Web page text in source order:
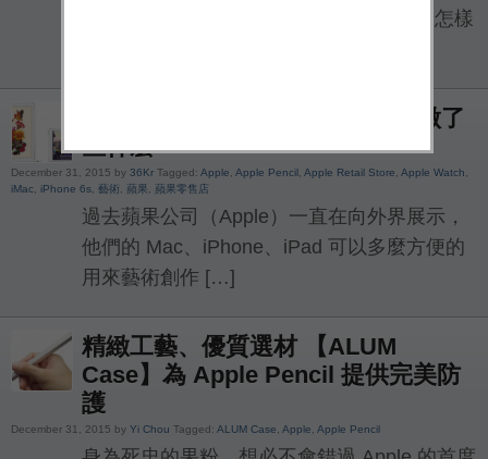
神秘而又聲名大噪的設計團隊曾經提出了怎樣
跨年之際，不放過藝術的蘋果又做了
些什麼
December 31, 2015 by 36Kr Tagged: Apple Apple Pencil Apple Retail Store Apple Watch
iMac
iPhone 6s 藝術 蘋果 蘋果零售店
過去蘋果公司（Apple）一直在向外界展示，
他們的 Mac、iPhone、iPad 可以多麼方便的
用來藝術創作 […]
精緻工藝、優質選材 【ALUM
Case】為 Apple Pencil 提供完美防
護
December 31, 2015 by Yi Chou Tagged: ALUM Case Apple Apple Pencil